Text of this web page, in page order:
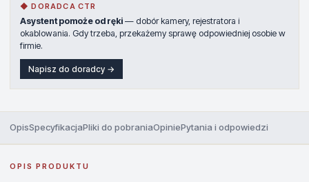
◆ DORADCA CTR
Asystent pomoże od ręki — dobór kamery, rejestratora i
okablowania. Gdy trzeba, przekażemy sprawę odpowiedniej osobie w
firmie.
Napisz do doradcy →
OpisSpecyfikacjaPliki do pobraniaOpiniePytania i odpowiedzi
OPIS PRODUKTU